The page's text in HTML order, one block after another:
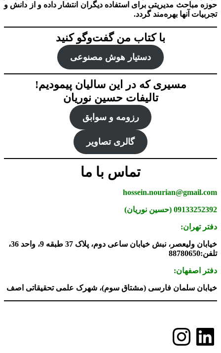
حوزه مباحث مدیریتی برای استفاده دیگران انتشار داده و از دانش و
تجربیات آنها بهره‌مند گردد.
با کتاب من گفت‌‌وگو کنید
دستیار هوش‌ مصنوعی
مسیری که در این سالیان پیمودیم!
تالیفات حسین نوریان
رزومه و سوابق
گالری تصاویر
تماس با ما
hossein.nourian@gmail.com
09133252392 (حسین نوریان)
دفتر تهران:
خیابان ولیعصر، نبش خیابان ساعی دوم، پلاک 37 طبقه 9، واحد 36،
تلفن:88780650
دفتر اصفهان:
خیابان سلمان فارسی (مشتاق سوم)، شهرک علمی تحقیقاتی اصف
لینکداین
اینستاگرم